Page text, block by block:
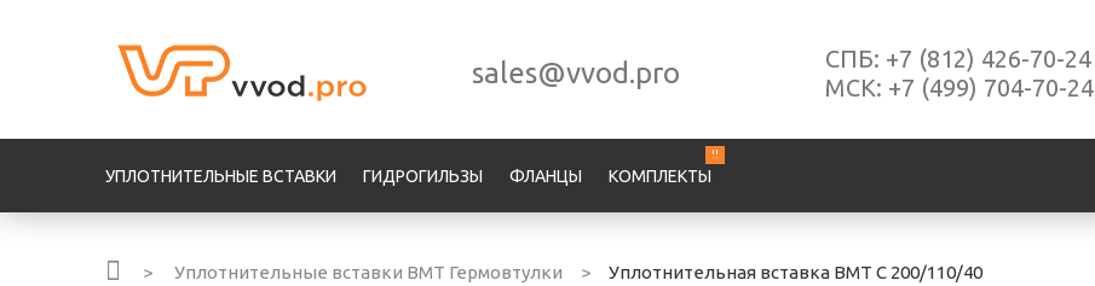
sales@vvod.pro СПБ: +7 (812) 426-70-24
МСК: +7 (499) 704-70-24
УПЛОТНИТЕЛЬНЫЕ ВСТАВКИ ГИДРОГИЛЬЗЫ ФЛАНЦЫ КОМПЛЕКТЫ
!!
> Уплотнительные вставки ВМТ Гермовтулки > Уплотнительная вставка ВМТ С 200/110/40